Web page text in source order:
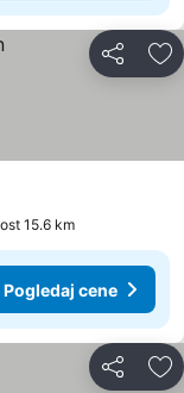
Deli
15.6 km
Pogledaj cene
Deli